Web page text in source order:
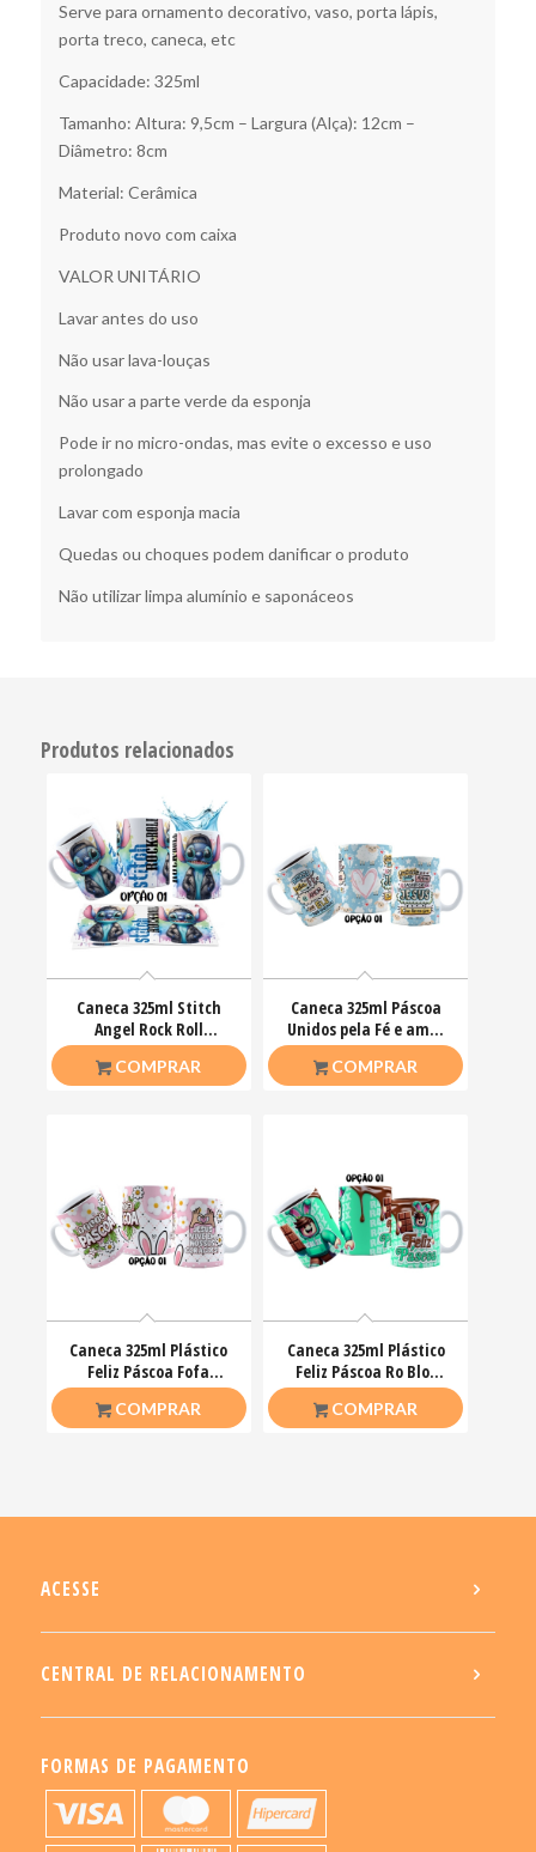
Serve para ornamento decorativo, vaso, porta lápis,
porta treco, caneca, etc
Capacidade: 325ml
Tamanho: Altura: 9,5cm – Largura (Alça): 12cm –
Diâmetro: 8cm
Material: Cerâmica
Produto novo com caixa
VALOR UNITÁRIO
Lavar antes do uso
Não usar lava-louças
Não usar a parte verde da esponja
Pode ir no micro-ondas, mas evite o excesso e uso
prolongado
Lavar com esponja macia
Quedas ou choques podem danificar o produto
Não utilizar limpa alumínio e saponáceos
Produtos relacionados
Caneca 325ml Stitch
Angel Rock Roll
Motoclub Motoqueiro
COMPRAR
Caneca 325ml Páscoa
Unidos pela Fé e amor
que ele nos ensinou
COMPRAR
Caneca 325ml Plástico
Feliz Páscoa Fofa
Coelhinhos Mimos
COMPRAR
Caneca 325ml Plástico
Feliz Páscoa Ro Blox
Bloquinhos
COMPRAR
ACESSE
CENTRAL DE RELACIONAMENTO
FORMAS DE PAGAMENTO